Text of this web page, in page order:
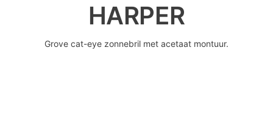
HARPER
Grove cat-eye zonnebril met acetaat montuur.